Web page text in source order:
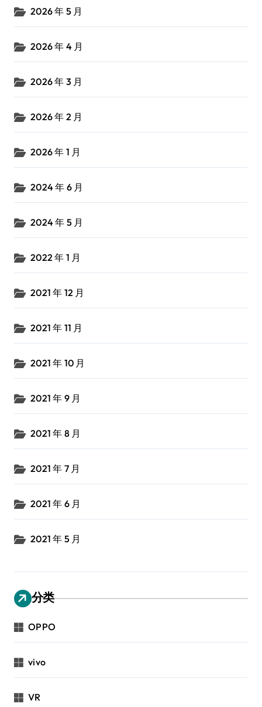
2026 年 5 月
2026 年 4 月
2026 年 3 月
2026 年 2 月
2026 年 1 月
2024 年 6 月
2024 年 5 月
2022 年 1 月
2021 年 12 月
2021 年 11 月
2021 年 10 月
2021 年 9 月
2021 年 8 月
2021 年 7 月
2021 年 6 月
2021 年 5 月
分类
OPPO
vivo
VR